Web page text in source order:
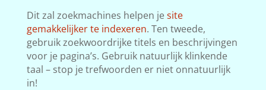
Dit zal zoekmachines helpen jesite
gemakkelijker te indexeren. Ten tweede,
gebruik zoekwoordrijke titels en beschrijvingen
voor je pagina’s. Gebruik natuurlijk klinkende
taal – stop je trefwoorden er niet onnatuurlijk
in!